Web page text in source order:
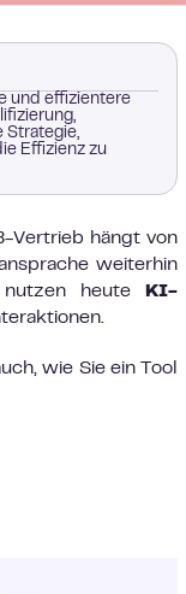
und effizientere
Strategie,
Effizienz zu
Vertrieb hängt von
weiterhin
nutzen heute
KI-
wie Sie ein Tool